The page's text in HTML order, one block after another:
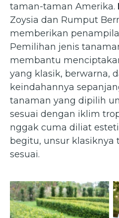
taman-taman Amerika.
Zoysia dan Rumput
memberikan
Pemilihan jenis
membantu
yang klasik, berwarna,
keindahannya
tanaman yang dipilih
sesuai dengan iklim
nggak cuma diliat
begitu, unsur klasiknya
sesuai.